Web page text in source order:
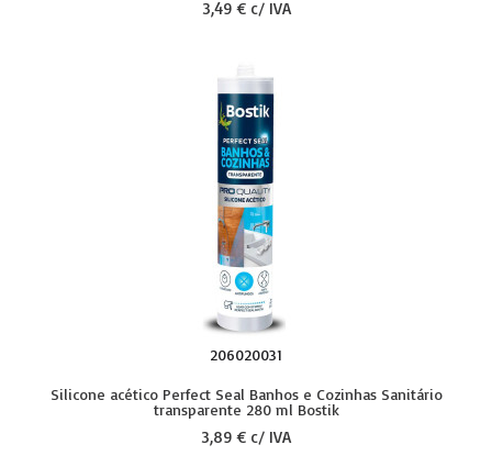
3,49 € c/ IVA
206020031
Silicone acético Perfect Seal Banhos e Cozinhas Sanitário
transparente 280 ml Bostik
3,89 € c/ IVA